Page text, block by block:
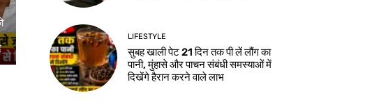
LIFESTYLE
सुबह खाली पेट 21 दिन तक पी लें लौंग का
पानी, मुंहासे और पाचन संबंधी समस्याओं में
दिखेंगे हैरान करने वाले लाभ